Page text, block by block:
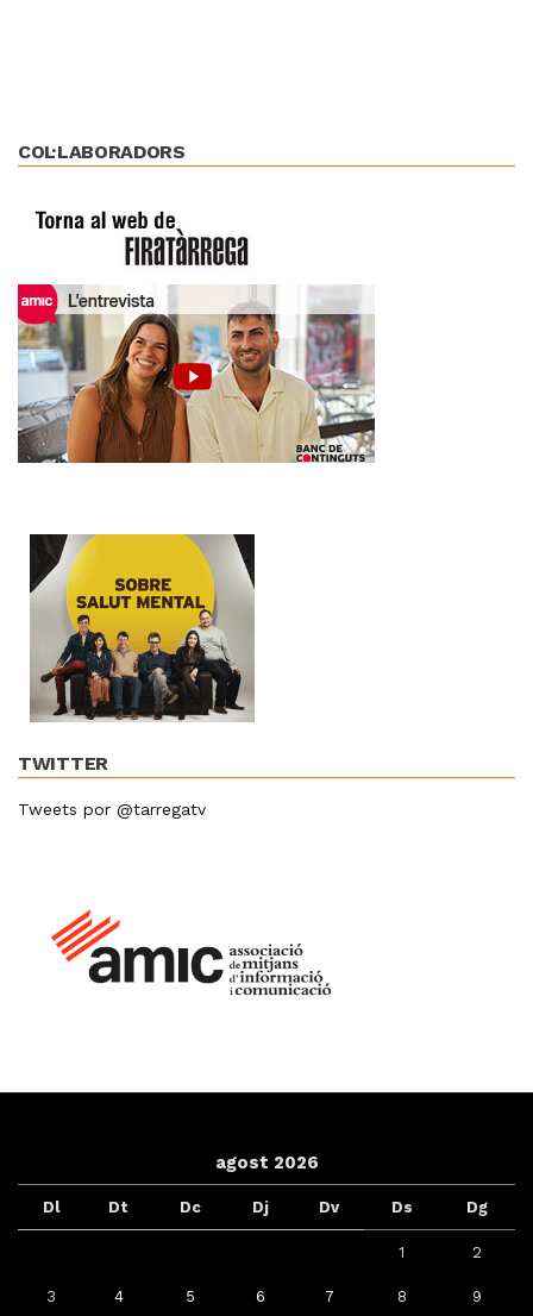
COL·LABORADORS
TWITTER
Tweets por @tarregatv
agost 2026
Dl Dt Dc Dj Dv Ds Dg
1 2
3 4 5 6 7 8 9